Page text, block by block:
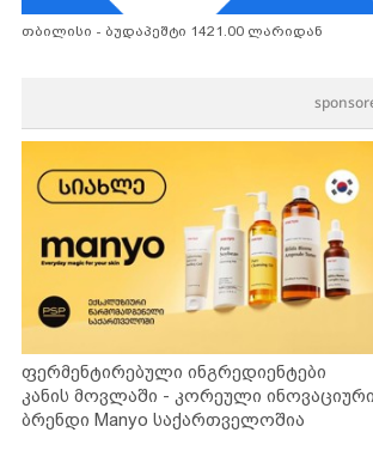
თბილისი - ბუდაპეშტი 1421.00 ლარიდან
ფერმენტირებული ინგრედიენტები
კანის მოვლაში - კორეული ინოვაციური
ბრენდი Manyo საქართველოშია